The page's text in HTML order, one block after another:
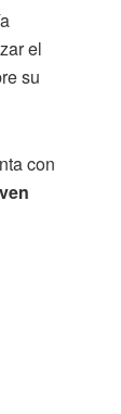
el
su
con